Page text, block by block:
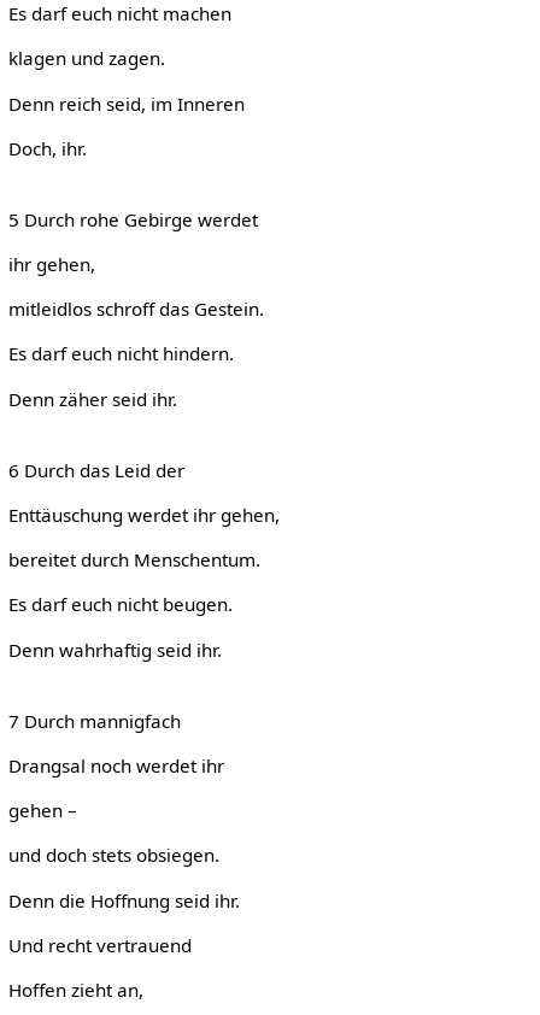
Es darf euch nicht machen
klagen und zagen.
Denn reich seid, im Inneren
Doch, ihr.
5 Durch rohe Gebirge werdet
ihr gehen,
mitleidlos schroff das Gestein.
Es darf euch nicht hindern.
Denn zäher seid ihr.
6 Durch das Leid der
Enttäuschung werdet ihr gehen,
bereitet durch Menschentum.
Es darf euch nicht beugen.
Denn wahrhaftig seid ihr.
7 Durch mannigfach
Drangsal noch werdet ihr
gehen –
und doch stets obsiegen.
Denn die Hoffnung seid ihr.
Und recht vertrauend
Hoffen zieht an,